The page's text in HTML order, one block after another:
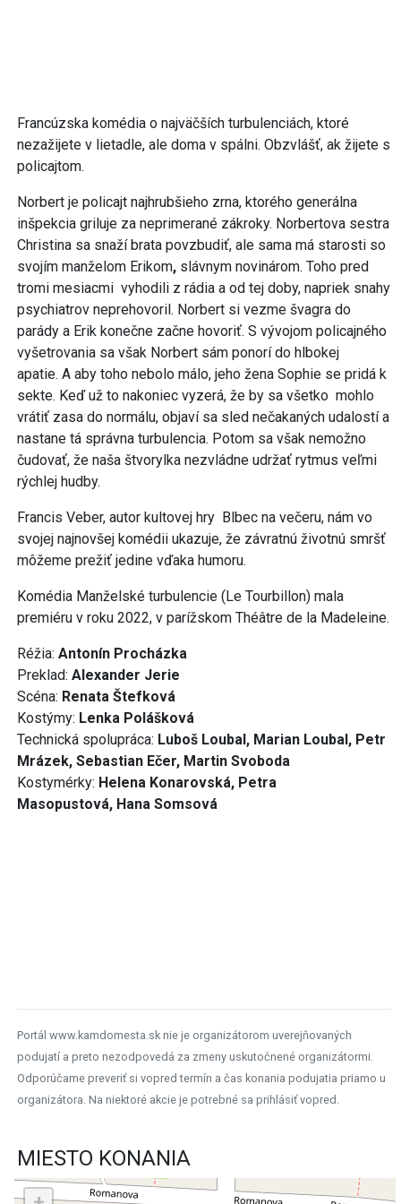
Francúzska komédia o najväčších turbulenciách, ktoré
nezažijete v lietadle, ale doma v spálni. Obzvlášť, ak žijete s
policajtom.
Norbert je policajt najhrubšieho zrna, ktorého generálna
inšpekcia griluje za neprimerané zákroky. Norbertova sestra
Christina sa snaží brata povzbudiť, ale sama má starosti so
svojím manželom Erikom, slávnym novinárom. Toho pred
tromi mesiacmi vyhodili z rádia a od tej doby, napriek snahy
psychiatrov neprehovoril. Norbert si vezme švagra do
parády a Erik konečne začne hovoriť. S vývojom policajného
vyšetrovania sa však Norbert sám ponorí do hlbokej
apatie. A aby toho nebolo málo, jeho žena Sophie se pridá k
sekte. Keď už to nakoniec vyzerá, že by sa všetko mohlo
vrátiť zasa do normálu, objaví sa sled nečakaných udalostí a
nastane tá správna turbulencia. Potom sa však nemožno
čudovať, že naša štvorylka nezvládne udržať rytmus veľmi
rýchlej hudby.
Francis Veber, autor kultovej hry Blbec na večeru, nám vo
svojej najnovšej komédii ukazuje, že závratnú životnú smršť
môžeme prežiť jedine vďaka humoru.
Komédia Manželské turbulencie (Le Tourbillon) mala
premiéru v roku 2022, v parížskom Théâtre de la Madeleine.
Réžia: Antonín Procházka
Preklad: Alexander Jerie
Scéna: Renata Štefková
Kostýmy: Lenka Polášková
Technická spolupráca: Luboš Loubal, Marian Loubal, Petr
Mrázek, Sebastian Ečer, Martin Svoboda
Kostymérky: Helena Konarovská, Petra
Masopustová, Hana Somsová
Portál www.kamdomesta.sk nie je organizátorom uverejňovaných
podujatí a preto nezodpovedá za zmeny uskutočnené organizátormi.
Odporúčame preveriť si vopred termín a čas konania podujatia priamo u
organizátora. Na niektoré akcie je potrebné sa prihlásiť vopred.
MIESTO KONANIA